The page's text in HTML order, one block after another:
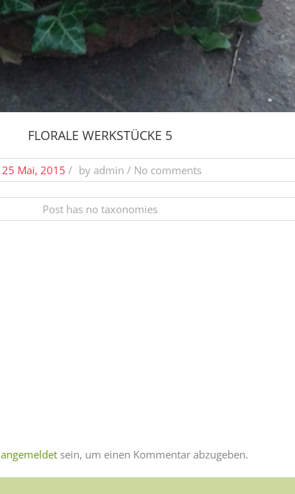
FLORALE WERKSTÜCKE 5
25 Mai, 2015 / by admin / No comments
Post has no taxonomies
angemeldetsein, um einen Kommentar abzugeben.